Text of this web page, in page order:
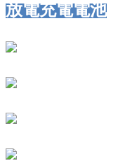
放電充電電池